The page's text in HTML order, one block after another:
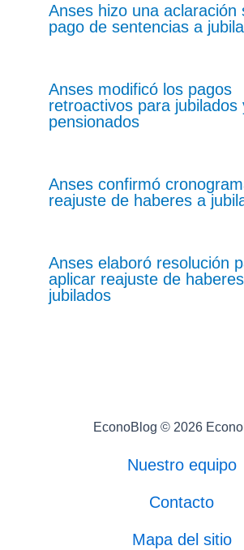
Anses hizo una aclaración
pago de sentencias a
Anses modificó los pagos
retroactivos para jubilados
pensionados
Anses confirmó
reajuste de haberes a
Anses elaboró resolución
aplicar reajuste de
jubilados
EconoBlog © 2026
Nuestro equipo
Contacto
Mapa del sitio